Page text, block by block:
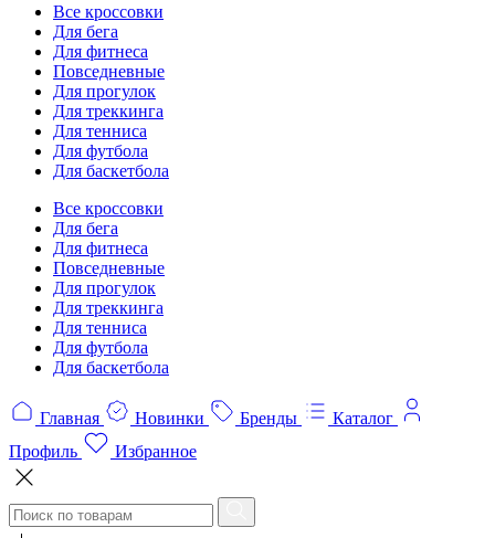
Все кроссовки
Для бега
Для фитнеса
Повседневные
Для прогулок
Для треккинга
Для тенниса
Для футбола
Для баскетбола
Все кроссовки
Для бега
Для фитнеса
Повседневные
Для прогулок
Для треккинга
Для тенниса
Для футбола
Для баскетбола
Главная Новинки Бренды
Каталог
Профиль
Избранное